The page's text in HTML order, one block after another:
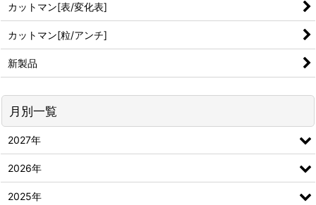
カットマン[表/変化表]
カットマン[粒/アンチ]
新製品
月別一覧
2027年
2026年
2025年